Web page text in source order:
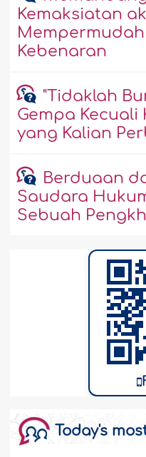
Kemaksiatan
Kebenaran
"Tidaklah
Gempa Kecuali
yang Kalian
Berduaan
Saudara
Sebuah
Today's